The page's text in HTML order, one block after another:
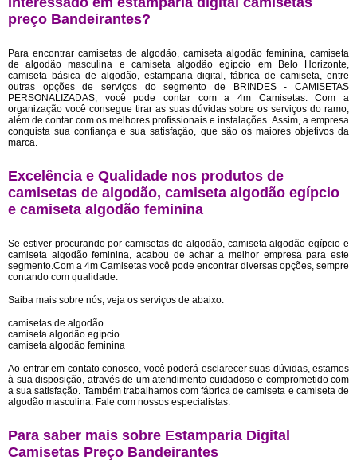
preço Bandeirantes?
Para encontrar camisetas de algodão, camiseta algodão feminina, camiseta
de algodão masculina e camiseta algodão egípcio em Belo Horizonte,
camiseta básica de algodão, estamparia digital, fábrica de camiseta, entre
outras opções de serviços do segmento de BRINDES - CAMISETAS
PERSONALIZADAS, você pode contar com a 4m Camisetas. Com a
organização você consegue tirar as suas dúvidas sobre os serviços do ramo,
além de contar com os melhores profissionais e instalações. Assim, a empresa
conquista sua confiança e sua satisfação, que são os maiores objetivos da
marca.
Excelência e Qualidade nos produtos de
camisetas de algodão, camiseta algodão egípcio
e camiseta algodão feminina
Se estiver procurando por camisetas de algodão, camiseta algodão egípcio e
camiseta algodão feminina, acabou de achar a melhor empresa para este
segmento.Com a 4m Camisetas você pode encontrar diversas opções, sempre
contando com qualidade.
Saiba mais sobre nós, veja os serviços de abaixo:
camisetas de algodão
camiseta algodão egípcio
camiseta algodão feminina
Ao entrar em contato conosco, você poderá esclarecer suas dúvidas, estamos
à sua disposição, através de um atendimento cuidadoso e comprometido com
a sua satisfação. Também trabalhamos com fábrica de camiseta e camiseta de
algodão masculina. Fale com nossos especialistas.
Para saber mais sobre Estamparia Digital
Camisetas Preço Bandeirantes